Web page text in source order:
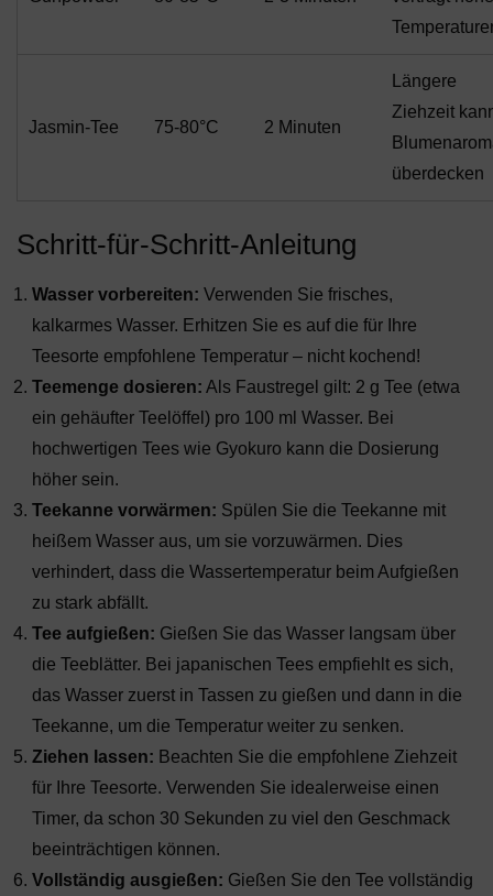
Jasmin-Tee 75-80°C 2 Minuten
Längere
Ziehzeit
überdecken
Schritt-für-Schritt-Anleitung
Wasser vorbereiten: Verwenden Sie frisches,
kalkarmes Wasser. Erhitzen Sie es auf die für Ihre
Teesorte empfohlene Temperatur – nicht kochend!
Teemenge dosieren: Als Faustregel gilt: 2 g Tee (etwa
ein gehäufter Teelöffel) pro 100 ml Wasser. Bei
hochwertigen Tees wie Gyokuro kann die Dosierung
höher sein.
Teekanne vorwärmen: Spülen Sie die Teekanne mit
heißem Wasser aus, um sie vorzuwärmen. Dies
verhindert, dass die Wassertemperatur beim Aufgießen
zu stark abfällt.
Tee aufgießen: Gießen Sie das Wasser langsam über
die Teeblätter. Bei japanischen Tees empfiehlt es sich,
das Wasser zuerst in Tassen zu gießen und dann in die
Teekanne, um die Temperatur weiter zu senken.
Ziehen lassen: Beachten Sie die empfohlene Ziehzeit
für Ihre Teesorte. Verwenden Sie idealerweise einen
Timer, da schon 30 Sekunden zu viel den Geschmack
beeinträchtigen können.
Vollständig ausgießen: Gießen Sie den Tee vollständig